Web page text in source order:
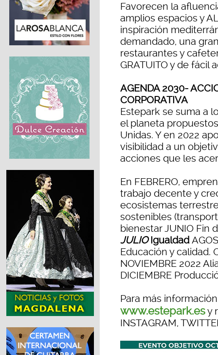
Favorecen la
amplios espacios y
inspiración
demandado, una
restaurantes y
GRATUITO y de fácil
AGENDA 2030-
CORPORATIVA
Estepark se suma a
el planeta
Unidas. Y en 2022
visibilidad a un
acciones que les
En FEBRERO,
trabajo decente y
ecosistemas
sostenibles
bienestar JUNIO Fin
JULIOIgualdad
Educación y calidad.
NOVIEMBRE 2022
DICIEMBRE
Para más
www.estepark.esy
INSTAGRAM,